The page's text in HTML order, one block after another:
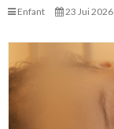
Enfant 23 Jui 2026